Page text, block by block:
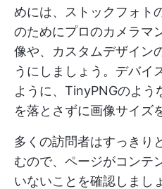
めには、ストックフォト
のためにプロのカメラマ
像や、カスタムデザイン
うにしましょう。デバイ
ように、TinyPNGのよう
を落とさずに画像サイズ
多くの訪問者はすっきり
むので、ページがコンテ
いないことを確認しまし